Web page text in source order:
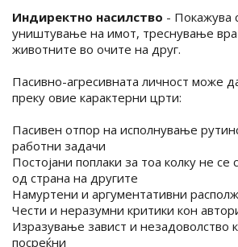
Индиректно насилство - Покажува
уништување на имот, треснување
животните во очите на друг.
Пасивно-агресивната личност може
преку овие карактерни црти:
Пасивен отпор на исполнување
работни задачи
Постојани поплаки за тоа колку не
од страна на другите
Намуртени и аргументативни
Чести и неразумни критики кон
Изразување завист и незадоволство
посреќни